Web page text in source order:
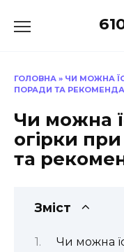
до
ГОЛОВНА » ЧИ МОЖНА
ПОРАДИ ТА
Чи можна
огірки
та
Зміст
Чи можна